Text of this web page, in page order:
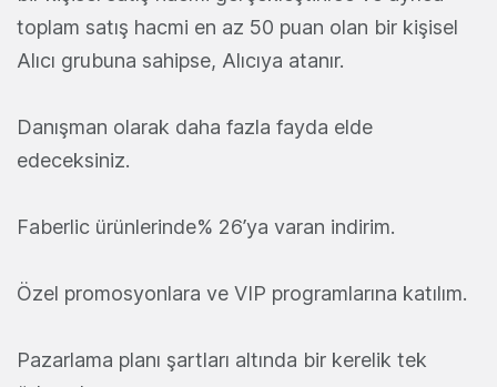
toplam satış hacmi en az 50 puan olan bir kişisel
Alıcı grubuna sahipse, Alıcıya atanır.
Danışman olarak daha fazla fayda elde
edeceksiniz.
Faberlic ürünlerinde% 26’ya varan indirim.
Özel promosyonlara ve VIP programlarına katılım.
Pazarlama planı şartları altında bir kerelik tek